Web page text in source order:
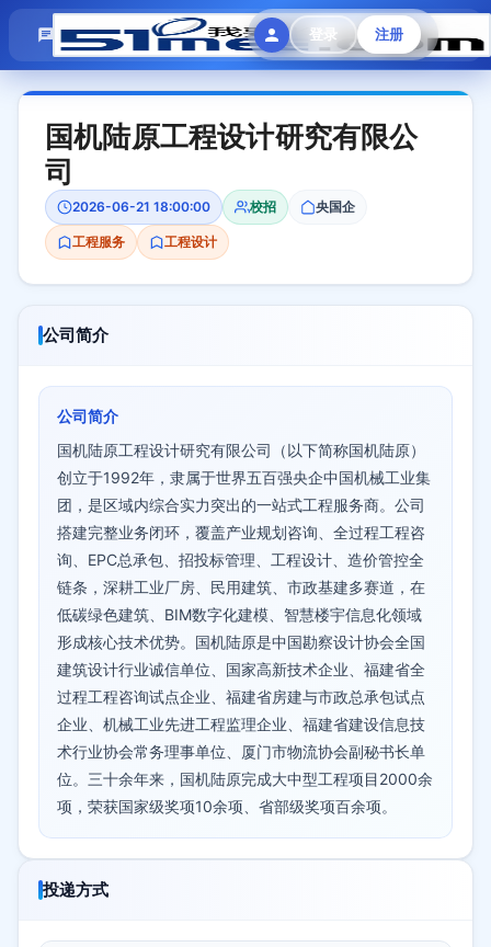
登录 注册
模拟面试 题目大全 招聘中心 会员专区
国机陆原工程设计研究有限公
司
2026-06-21 18:00:00 校招 央国企
工程服务 工程设计
公司简介
公司简介
国机陆原工程设计研究有限公司（以下简称国机陆原）
创立于1992年，隶属于世界五百强央企中国机械工业集
团，是区域内综合实力突出的一站式工程服务商。公司
搭建完整业务闭环，覆盖产业规划咨询、全过程工程咨
询、EPC总承包、招投标管理、工程设计、造价管控全
链条，深耕工业厂房、民用建筑、市政基建多赛道，在
低碳绿色建筑、BIM数字化建模、智慧楼宇信息化领域
形成核心技术优势。国机陆原是中国勘察设计协会全国
建筑设计行业诚信单位、国家高新技术企业、福建省全
过程工程咨询试点企业、福建省房建与市政总承包试点
企业、机械工业先进工程监理企业、福建省建设信息技
术行业协会常务理事单位、厦门市物流协会副秘书长单
位。三十余年来，国机陆原完成大中型工程项目2000余
项，荣获国家级奖项10余项、省部级奖项百余项。
投递方式